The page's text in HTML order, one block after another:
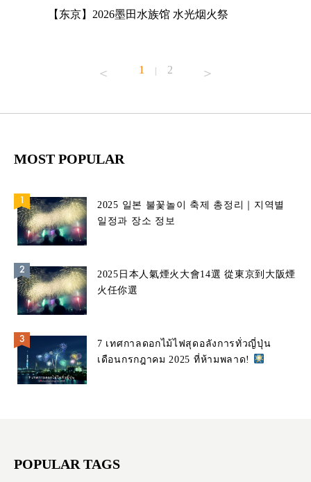
【东京】2026墨田水族馆 水光烟火祭
1 | 2
MOST POPULAR
2025 일본 불꽃놀이 축제 총정리｜지역별
일정과 장소 정보
2025日本人氣煙火大會14選 從東京到大阪煙
火任你選
7 เทศกาลดอกไม้ไฟสุดอลังการทั่วญี่ปุ่น
เดือนกรกฎาคม 2025 ที่ห้ามพลาด!
POPULAR TAGS